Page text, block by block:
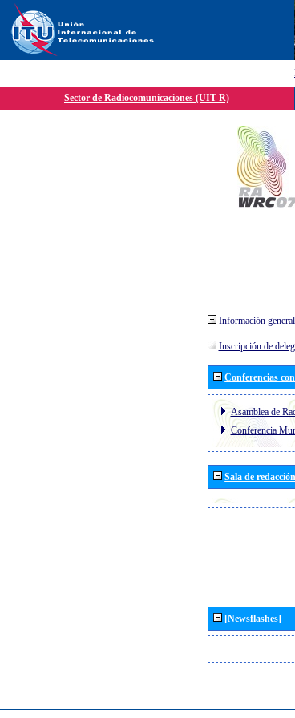
Sector de Radiocomunicaciones (UIT-R)
Información general
Inscripción de
Conferencias
Asamblea de
Conferencia
Sala de redacción
[Newsflashes]